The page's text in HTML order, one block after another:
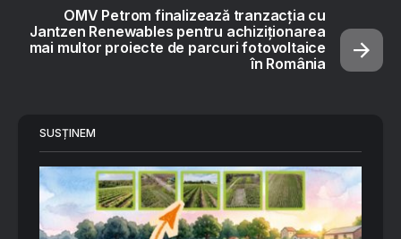
OMV Petrom finalizează tranzacția cu
Jantzen Renewables pentru achiziționarea
mai multor proiecte de parcuri fotovoltaice
în România
SUSȚINEM